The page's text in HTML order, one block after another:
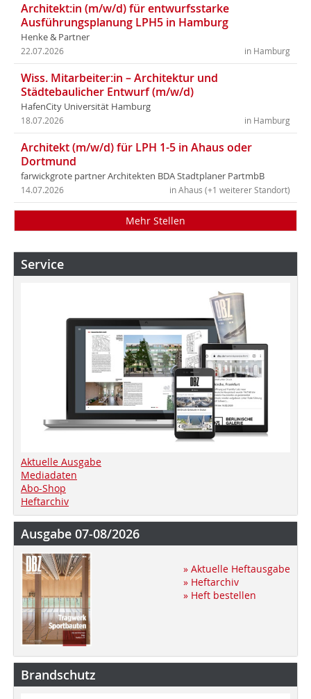
Architekt:in (m/w/d) für entwurfsstarke
Ausführungsplanung LPH5 in Hamburg
Henke & Partner
in Hamburg
22.07.2026
Wiss. Mitarbeiter:in – Architektur und
Städtebaulicher Entwurf (m/w/d)
HafenCity Universität Hamburg
in Hamburg
18.07.2026
Architekt (m/w/d) für LPH 1-5 in Ahaus oder
Dortmund
farwickgrote partner Architekten BDA Stadtplaner PartmbB
in Ahaus (+1 weiterer Standort)
14.07.2026
Mehr Stellen
Service
Aktuelle Ausgabe
Mediadaten
Abo-Shop
Heftarchiv
Ausgabe 07-08/2026
» Aktuelle Heftausgabe
» Heftarchiv
» Heft bestellen
Brandschutz